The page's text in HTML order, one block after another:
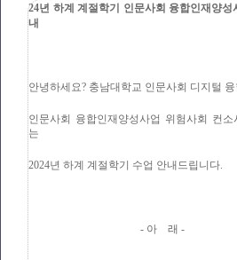
24년 하계 계절학기 인문사회 융합인재양
내
안녕하세요? 충남대학교 인문사회 디지털
인문사회 융합인재양성사업 위험사회 컨
는
2024년 하계 계절학기 수업 안내드립니다.
- 아 래 -